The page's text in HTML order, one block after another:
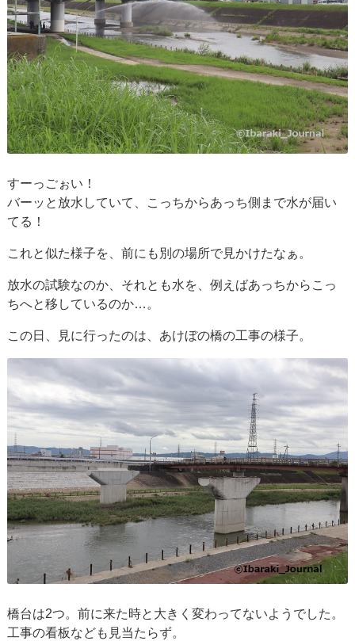
すーっごぉい！
バーッと放水していて、こっちからあっち側まで水が届い
てる！
これと似た様子を、前にも別の場所で見かけたなぁ。
放水の試験なのか、それとも水を、例えばあっちからこっ
ちへと移しているのか…。
この日、見に行ったのは、あけぼの橋の工事の様子。
橋台は2つ。前に来た時と大きく変わってないようでした。
工事の看板なども見当たらず。